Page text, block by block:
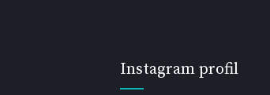
Instagram profil